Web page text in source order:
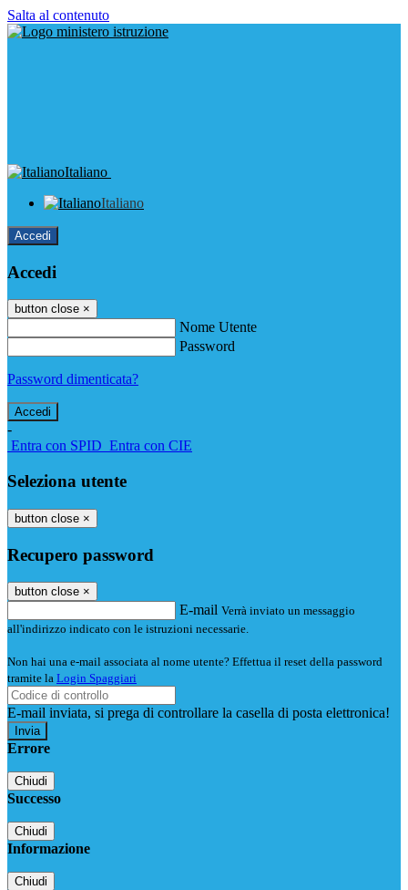
Salta al contenuto
Italiano
Italiano
Accedi
Accedi
button close ×
Nome Utente
Password
Password dimenticata?
-
Entra con SPID Entra con CIE
Seleziona utente
button close ×
Recupero password
button close ×
E-mail Verrà inviato un messaggio
all'indirizzo indicato con le istruzioni necessarie.
Non hai una e-mail associata al nome utente? Effettua il reset della password
tramite la Login Spaggiari
E-mail inviata, si prega di controllare la casella di posta elettronica!
Errore
Chiudi
Successo
Chiudi
Informazione
Chiudi